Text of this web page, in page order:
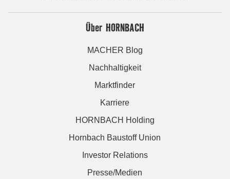
Über HORNBACH
MACHER Blog
Nachhaltigkeit
Marktfinder
Karriere
HORNBACH Holding
Hornbach Baustoff Union
Investor Relations
Presse/Medien